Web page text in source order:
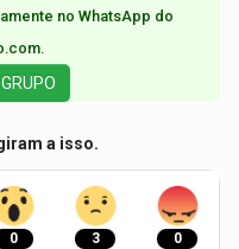
no WhatsApp do
a isso.
0 3 0